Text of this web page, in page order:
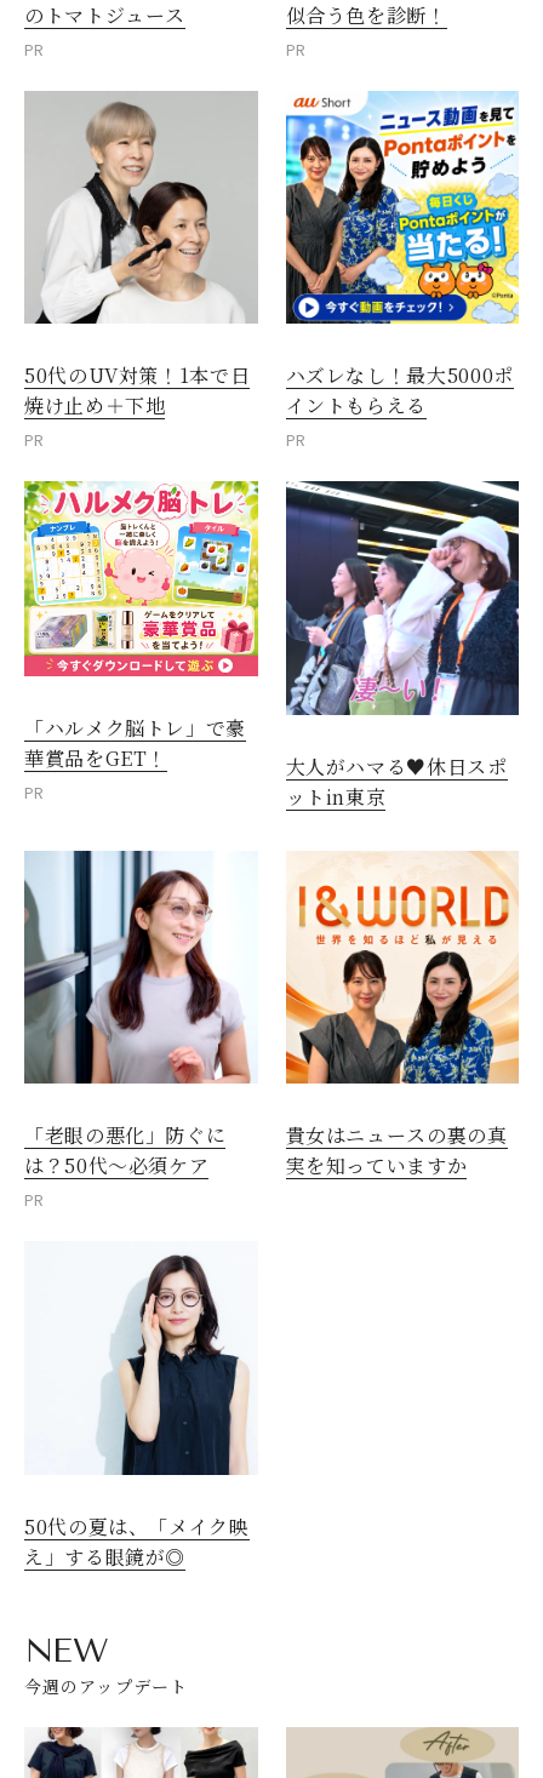
のトマトジュース
PR
似合う色を診断！
PR
50代のUV対策！1本で日
焼け止め＋下地
PR
ハズレなし！最大5000ポ
イントもらえる
PR
「ハルメク脳トレ」で豪
華賞品をGET！
PR
大人がハマる♥休日スポ
ットin東京
「老眼の悪化」防ぐに
は？50代～必須ケア
PR
貴女はニュースの裏の真
実を知っていますか
50代の夏は、「メイク映
え」する眼鏡が◎
NEW
今週のアップデート